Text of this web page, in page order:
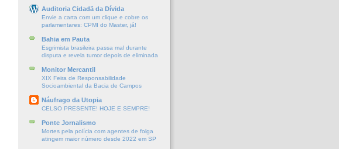
Auditoria Cidadã da Dívida
Envie a carta com um clique e cobre os
parlamentares: CPMI do Master, já!
Bahia em Pauta
Esgrimista brasileira passa mal durante
disputa e revela tumor depois de eliminada
Monitor Mercantil
XIX Feira de Responsabilidade
Socioambiental da Bacia de Campos
Náufrago da Utopia
CELSO PRESENTE! HOJE E SEMPRE!
Ponte Jornalismo
Mortes pela polícia com agentes de folga
atingem maior número desde 2022 em SP